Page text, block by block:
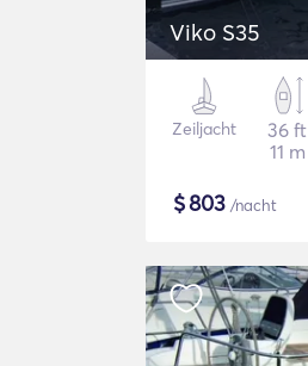
Viko S35
Zeiljacht
36 ft
11 m
$803 /nacht